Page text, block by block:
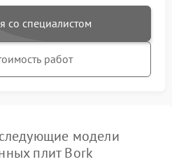
со специалистом
работ
модели
плит Bork